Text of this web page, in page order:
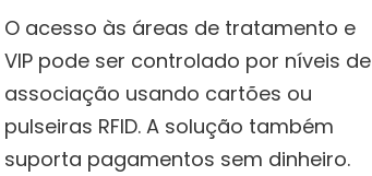
O acesso às áreas de tratamento e
VIP pode ser controlado por níveis de
associação usando cartões ou
pulseiras RFID. A solução também
suporta pagamentos sem dinheiro.